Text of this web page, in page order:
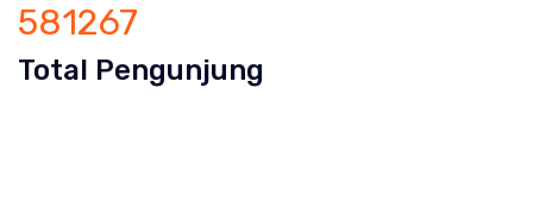
581267
Total Pengunjung